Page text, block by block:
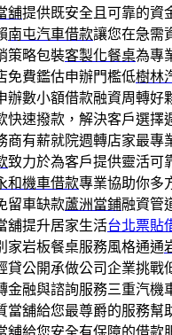
舖提供既安全且可靠的資
南屯汽車借款讓您在急需
策略包裝客製化餐桌為專
免費鑑估申辦門檻低樹林
辦數小額借款融資周轉好
快速撥款，解決客戶選擇
商有薪就院週轉店家最專
致力於為客戶提供靈活可
和機車借款專業協助你多
留車缺款蘆洲當鋪融資管
舖提升居家生活台北票貼
家岩板餐桌服務風格通通
貸公開承做公司企業挑戰
金融與諮詢服務三重汽機
當舖給您最尊爵的服務幫
舖給您安全有保障的借款